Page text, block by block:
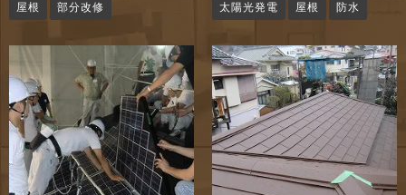
屋根 部分改修 太陽光発電 屋根 防水